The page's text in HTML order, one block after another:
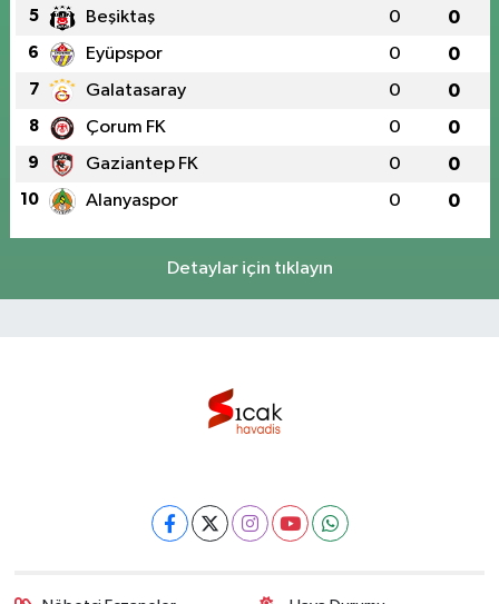
5 Beşiktaş 0 0
6 Eyüpspor 0 0
7 Galatasaray 0 0
8 Çorum FK 0 0
9 Gaziantep FK 0 0
10 Alanyaspor 0 0
Detaylar için tıklayın